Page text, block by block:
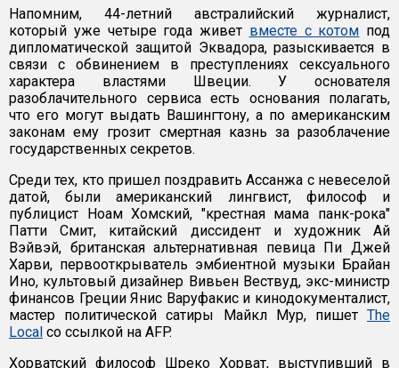
Напомним, 44-летний австралийский журналист,
который уже четыре года живет вместе с котом под
дипломатической защитой Эквадора, разыскивается в
связи с обвинением в преступлениях сексуального
характера властями Швеции. У основателя
разоблачительного сервиса есть основания полагать,
что его могут выдать Вашингтону, а по американским
законам ему грозит смертная казнь за разоблачение
государственных секретов.
Среди тех, кто пришел поздравить Ассанжа с невеселой
датой, были американский лингвист, философ и
публицист Ноам Хомский, "крестная мама панк-рока"
Патти Смит, китайский диссидент и художник Ай
Вэйвэй, британская альтернативная певица Пи Джей
Харви, первооткрыватель эмбиентной музыки Брайан
Ино, культовый дизайнер Вивьен Вествуд, экс-министр
финансов Греции Янис Варуфакис и кинодокументалист,
мастер политической сатиры Майкл Мур, пишет The
Local со ссылкой на AFP.
Хорватский философ Шреко Хорват, выступивший в